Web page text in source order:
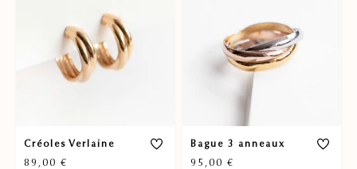
Créoles Verlaine
89,00 €
Bague 3 anneaux
95,00 €